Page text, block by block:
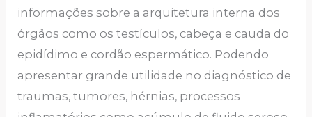
informações sobre a arquitetura interna dos
órgãos como os testículos, cabeça e cauda do
epidídimo e cordão espermático. Podendo
apresentar grande utilidade no diagnóstico de
traumas, tumores, hérnias, processos